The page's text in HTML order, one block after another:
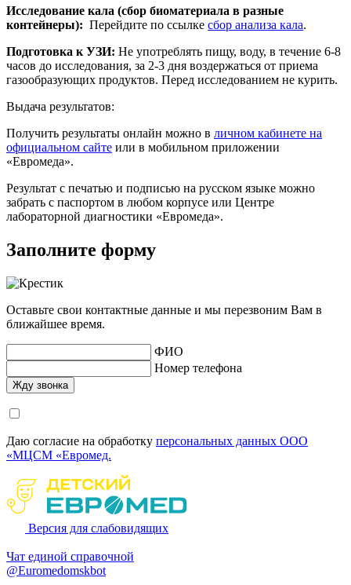
Исследование кала (сбор биоматериала в разные
контейнеры): Перейдите по ссылке сбор анализа кала.
Подготовка к УЗИ: Не употреблять пищу, воду, в течение 6-8
часов до исследования, за 2-3 дня воздержаться от приема
газообразующих продуктов. Перед исследованием не курить.
Выдача результатов:
Получить результаты онлайн можно в личном кабинете на
официальном сайте или в мобильном приложении
«Евромеда».
Результат с печатью и подписью на русском языке можно
забрать с паспортом в любом корпусе или Центре
лабораторной диагностики «Евромеда».
Заполните форму
Оставьте свои контактные данные и мы перезвоним Вам в
ближайшее время.
ФИО
Номер телефона
Даю согласие на обработку персональных данных ООО
«МЦСМ «Евромед.
Версия для слабовидящих
Чат единой справочной
@Euromedomskbot